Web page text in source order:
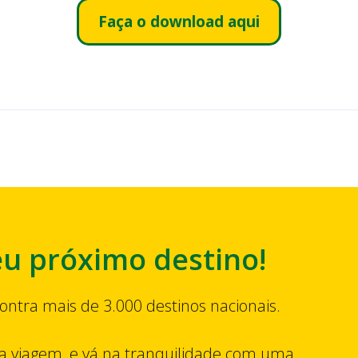
Faça o download aqui
próximo destino!
mais de 3.000 destinos nacionais.
viagem, e vá na tranquilidade com uma